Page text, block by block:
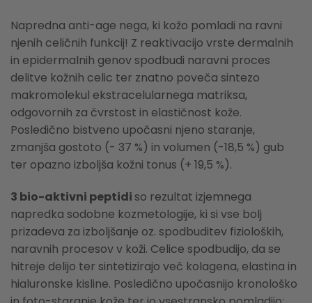
Napredna anti-age nega, ki kožo pomladi na ravni
njenih celičnih funkcij! Z reaktivacijo vrste dermalnih
in epidermalnih genov spodbudi naravni proces
delitve kožnih celic ter znatno poveča sintezo
makromolekul ekstracelularnega matriksa,
odgovornih za čvrstost in elastičnost kože.
Posledično bistveno upočasni njeno staranje,
zmanjša gostoto (- 37 %) in volumen (-18,5 %) gub
ter opazno izboljša kožni tonus (+ 19,5 %).
3 bio-aktivni peptidi so rezultat izjemnega
napredka sodobne kozmetologije, ki si vse bolj
prizadeva za izboljšanje oz. spodbuditev fizioloških,
naravnih procesov v koži. Celice spodbudijo, da se
hitreje delijo ter sintetizirajo več kolagena, elastina in
hialuronske kisline. Posledično upočasnijo kronološko